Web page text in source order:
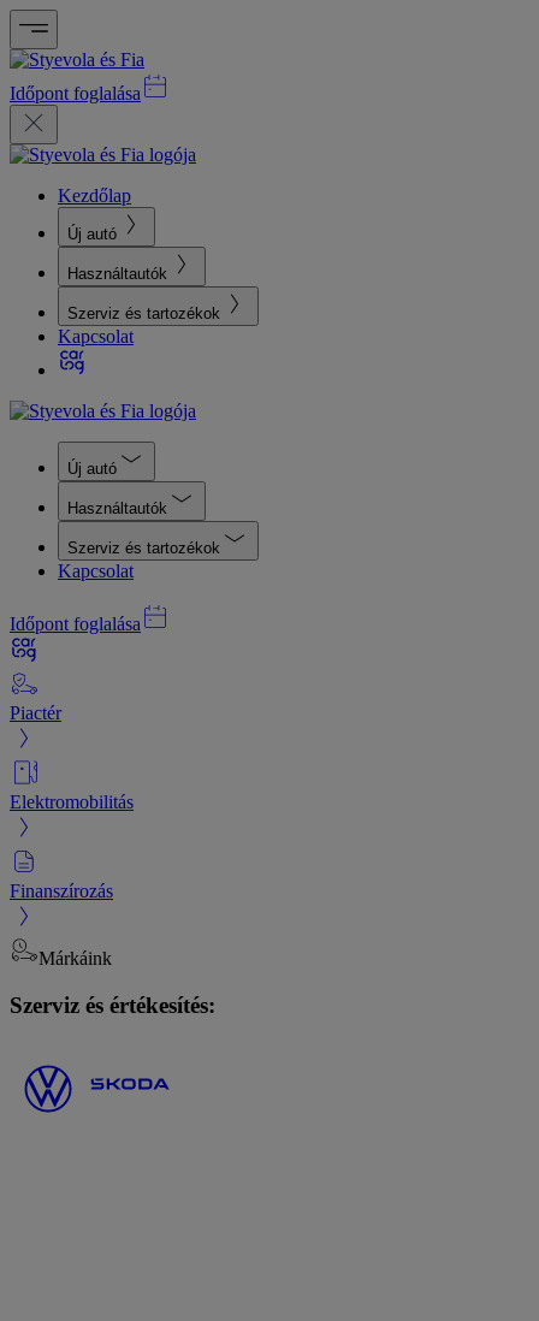
Időpont foglalása
Kezdőlap
Új autó
Használtautók
Szerviz és tartozékok
Kapcsolat
Új autó
Használtautók
Szerviz és tartozékok
Kapcsolat
Időpont foglalása
Piactér
Elektromobilitás
Finanszírozás
Márkáink
Szerviz és értékesítés: